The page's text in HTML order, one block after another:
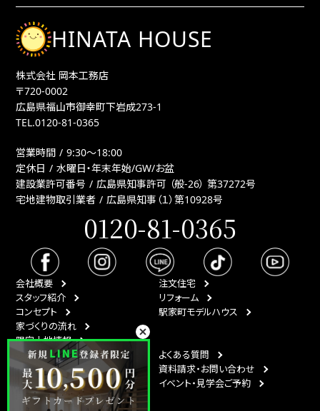
HINATA HOUSE
株式会社 岡本工務店
〒720-0002
広島県福山市御幸町下岩成273-1
TEL.0120-81-0365
営業時間
9:30〜18:00
定休日
水曜日・年末年始/GW/お盆
建設業許可番号
広島県知事許可 （般-26） 第37272号
宅地建物取引業者
広島県知事（１）第10928号
0120-81-0365
会社概要
スタッフ紹介
コンセプト
家づくりの流れ
限定土地情報
注文住宅
リフォーム
駅家町モデルハウス
最新情報
イベント情報
スタッフブログ
月刊ひなたハウス
よくある質問
資料請求・お問い合わせ
イベント・見学会ご予約